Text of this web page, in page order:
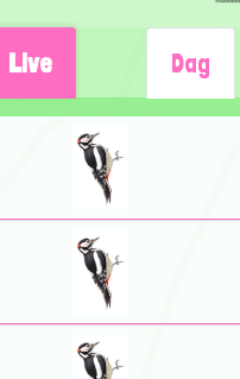
Live Dag